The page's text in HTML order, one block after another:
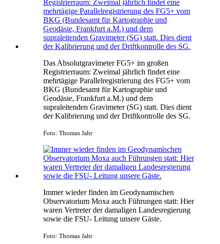
Das Absolutgravimeter FG5+ im großen
Registrierraum: Zweimal jährlich findet eine
mehrtägige Parallelregistrierung des FG5+ vom
BKG (Bundesamt für Kartographie und
Geodäsie, Frankfurt a.M.) und dem
supraleitenden Gravimeter (SG) statt. Dies dient
der Kalibrierung und der Driftkontrolle des SG.
Foto: Thomas Jahr
Immer wieder finden im Geodynamischen
Observatorium Moxa auch Führungen statt: Hier
waren Vertreter der damaligen Landesregierung
sowie die FSU- Leitung unsere Gäste.
Foto: Thomas Jahr